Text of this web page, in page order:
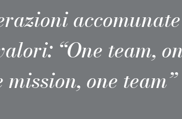
accomunate
“One team,
one team”